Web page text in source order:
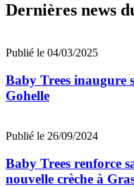
Dernières news
Publié le 04/03/2025
Baby Trees inaugure
Gohelle
Publié le 26/09/2024
Baby Trees renforce
nouvelle crèche à